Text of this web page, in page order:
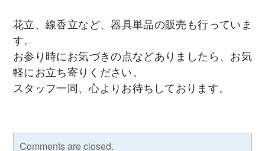
花立、線香立など、器具単品の販売も行っていま
す。
お参り時にお気づきの点などありましたら、お気
軽にお立ち寄りください。
スタッフ一同、心よりお待ちしております。
Comments are closed.